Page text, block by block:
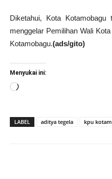
Diketahui, Kota Kotamobagu
menggelar Pemilihan Wali
Kotamobagu.(ads/gito)
Menyukai ini:
Memuat...
LABEL aditya tegela kpu